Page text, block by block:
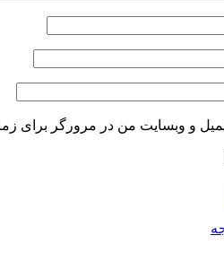
و وبسایت من در مرورگر برای